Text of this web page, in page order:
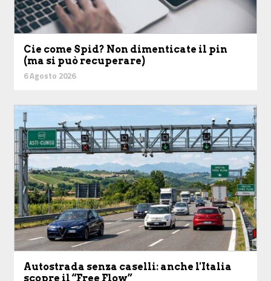
Cie come Spid? Non dimenticate il pin
(ma si può recuperare)
6 Agosto 2026
Autostrada senza caselli: anche l'Italia
scopre il “Free Flow”